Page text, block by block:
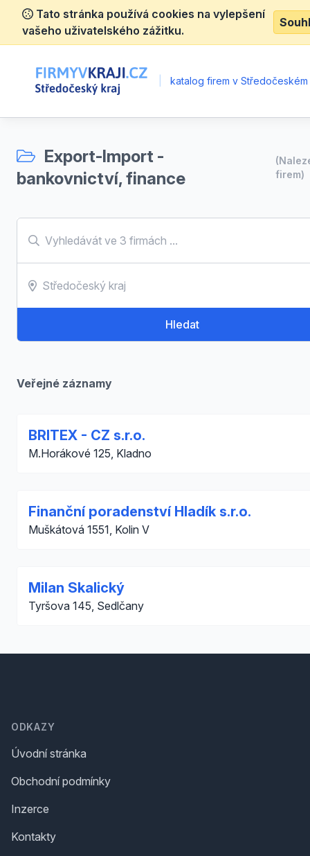
Tato stránka používá cookies na vylepšení
vašeho uživatelského zážitku.
katalog firem v Středočeském
Export-Import -
bankovnictví, finance
firem)
Hledat
Veřejné záznamy
BRITEX - CZ s.r.o.
M.Horákové 125, Kladno
Finanční poradenství Hladík s.r.o.
Muškátová 1551, Kolin V
Milan Skalický
Tyršova 145, Sedlčany
ODKAZY
Úvodní stránka
Obchodní podmínky
Inzerce
Kontakty